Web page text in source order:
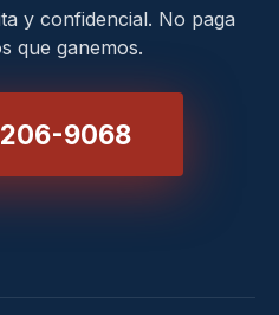
y confidencial. No paga
que ganemos.
206-9068